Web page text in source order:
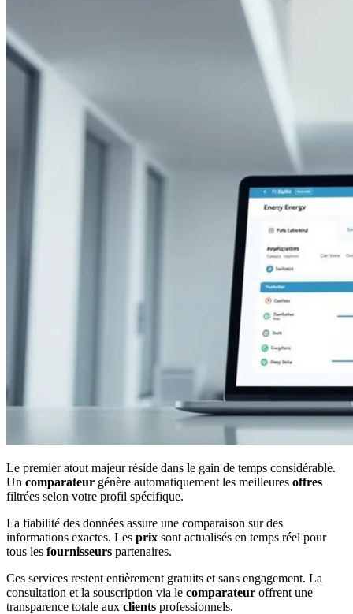
Le premier atout majeur réside dans le gain de temps considérable.
Un comparateur génère automatiquement les meilleures offres
filtrées selon votre profil spécifique.
La fiabilité des données assure une comparaison sur des
informations exactes. Les prix sont actualisés en temps réel pour
tous les fournisseurs partenaires.
Ces services restent entièrement gratuits et sans engagement. La
consultation et la souscription via le comparateur offrent une
transparence totale aux clients professionnels.